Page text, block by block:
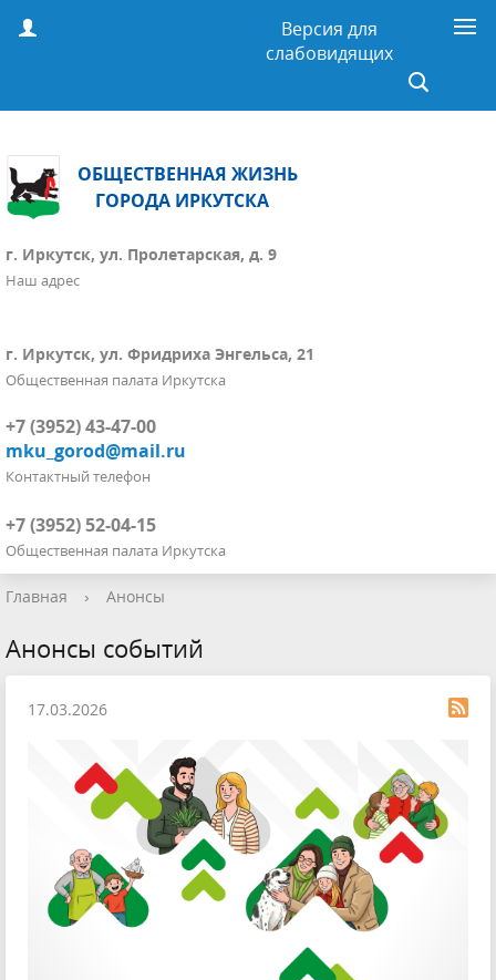
Версия для
слабовидящих
ОБЩЕСТВЕННАЯ ЖИЗНЬ
ГОРОДА ИРКУТСКА
г. Иркутск, ул. Пролетарская, д. 9
Наш адрес
г. Иркутск, ул. Фридриха Энгельса, 21
Общественная палата Иркутска
+7 (3952) 43-47-00
mku_gorod@mail.ru
Контактный телефон
+7 (3952) 52-04-15
Общественная палата Иркутска
Главная › Анонсы
Анонсы событий
17.03.2026